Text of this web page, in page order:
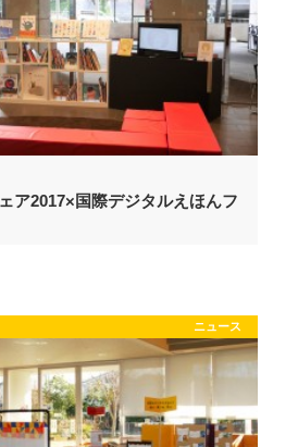
ア2017×国際デジタルえほんフ
ニュース